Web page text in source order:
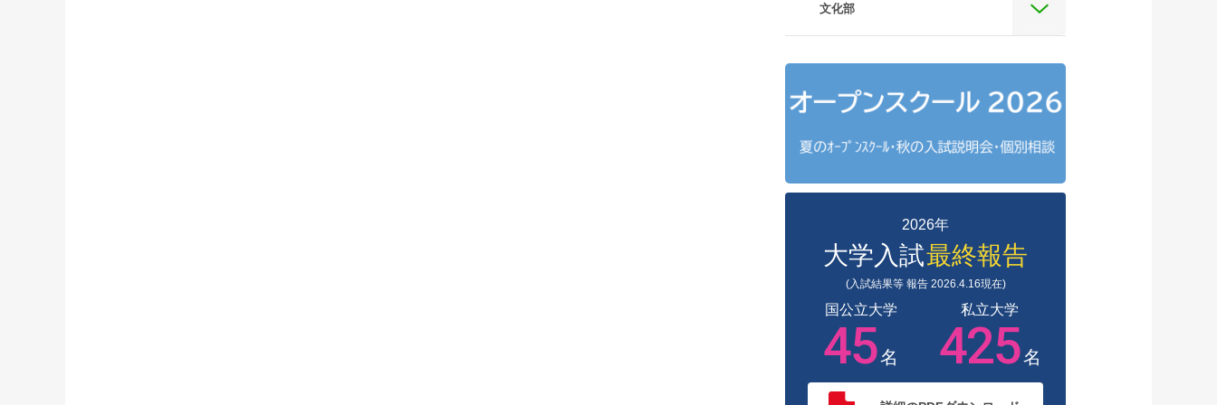
文化部
2026年
大学入試最終報告
(入試結果等 報告 2026.4.16現在)
国公立大学 私立大学
45名 425名